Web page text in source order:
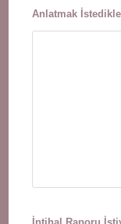
Anlatmak